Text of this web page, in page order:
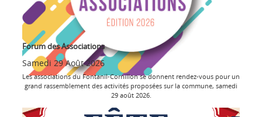
Forum des Associations
Samedi 29 Août 2026
Les associations du Fontanil-Cornillon se donnent rendez-vous pour un
grand rassemblement des activités proposées sur la commune, samedi
29 août 2026.